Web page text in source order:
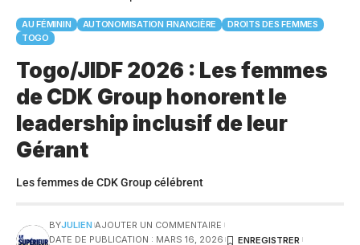
AU FÉMININ AUTONOMISATION FINANCIÈRE
DROITS DES FEMMES
TOGO
Togo/JIDF 2026 : Les femmes
de CDK Group honorent le
leadership inclusif de leur
Gérant
Les femmes de CDK Group célébrent
BYJULIEN AJOUTER UN COMMENTAIRE
DATE DE PUBLICATION : MARS 16, 2026